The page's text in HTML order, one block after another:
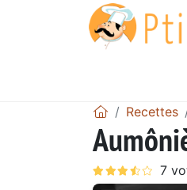
Recettes